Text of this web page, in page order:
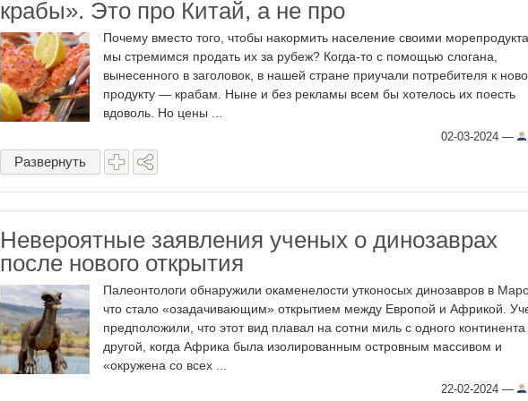
крабы». Это про Китай, а не про
Почему вместо того, чтобы накормить население своими
мы стремимся продать их за рубеж? Когда-то с помощью слогана,
вынесенного в заголовок, в нашей стране приучали потребителя к
продукту — крабам. Ныне и без рекламы всем бы хотелось их поесть
вдоволь. Но цены ...
02-03-2024 —
Развернуть
Невероятные заявления ученых о динозаврах
после нового открытия
Палеонтологи обнаружили окаменелости утконосых динозавров в
что стало «озадачивающим» открытием между Европой и Африкой.
предположили, что этот вид плавал на сотни миль с одного
другой, когда Африка была изолированным островным массивом и
«окружена со всех ...
22-02-2024 —